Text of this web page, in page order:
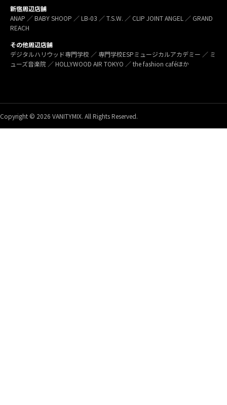
新宿周辺店舗
ANAP ／ BABY SHOOP ／ LB-03 ／ T.S.W. ／ CLIP JOINT ANGEL ／ GRAND
REACH
その他周辺店舗
デジタルハリウッド専門学校 ／ 専門学校ESPミュージカルアカデミー ／ ミ
ューズ音楽院 ／ HOLLYWOOD AIR TOKYO ／ the fashion caféほか
Copyright © 2026 VANITYMIX. All Rights Reserved.